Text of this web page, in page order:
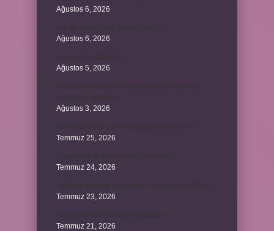
Ağustos 6, 2026
Ağustos 6, 2026
Ağustos 5, 2026
Ağustos 3, 2026
Temmuz 25, 2026
Temmuz 24, 2026
Temmuz 23, 2026
Temmuz 21, 2026